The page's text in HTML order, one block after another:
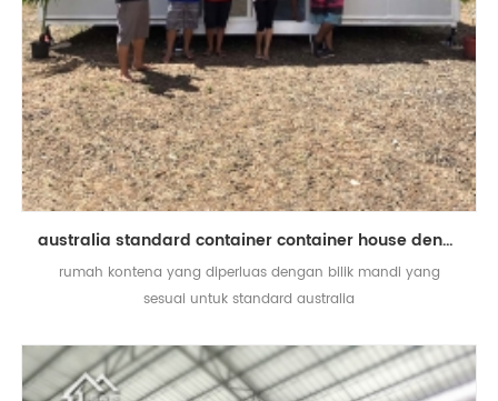
australia standard container container house dengan bilik mandi
rumah kontena yang diperluas dengan bilik mandi yang
sesuai untuk standard australia